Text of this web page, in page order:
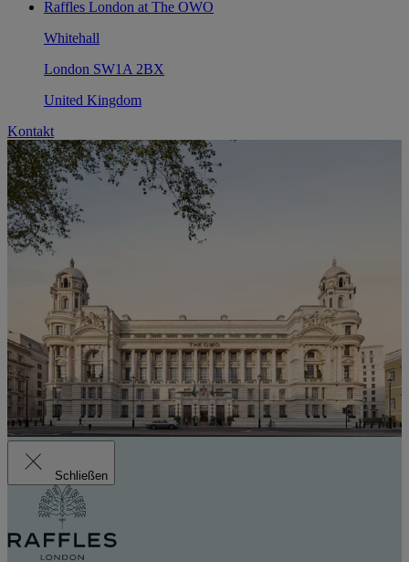
Raffles London at The OWO
Whitehall
London SW1A 2BX
United Kingdom
Kontakt
Schließen